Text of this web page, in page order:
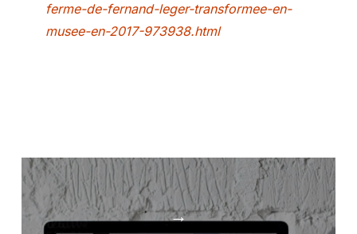
ferme-de-fernand-leger-transformee-en-
musee-en-2017-973938.html
→